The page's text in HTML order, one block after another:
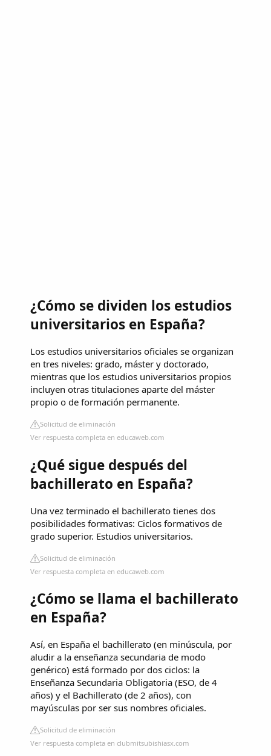
¿Cómo se dividen los estudios
universitarios en España?
Los estudios universitarios oficiales se organizan
en tres niveles: grado, máster y doctorado,
mientras que los estudios universitarios propios
incluyen otras titulaciones aparte del máster
propio o de formación permanente.
Solicitud de eliminación
Ver respuesta completa en educaweb.com
¿Qué sigue después del
bachillerato en España?
Una vez terminado el bachillerato tienes dos
posibilidades formativas: Ciclos formativos de
grado superior. Estudios universitarios.
Solicitud de eliminación
Ver respuesta completa en educaweb.com
¿Cómo se llama el bachillerato
en España?
Así, en España el bachillerato (en minúscula, por
aludir a la enseñanza secundaria de modo
genérico) está formado por dos ciclos: la
Enseñanza Secundaria Obligatoria (ESO, de 4
años) y el Bachillerato (de 2 años), con
mayúsculas por ser sus nombres oficiales.
Solicitud de eliminación
Ver respuesta completa en clubmitsubishiasx.com